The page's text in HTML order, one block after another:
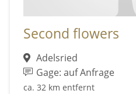
Second flowers
Adelsried
Gage: auf Anfrage
ca. 32 km entfernt